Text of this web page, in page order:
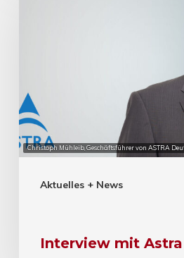
Christoph Mühleib, Geschäftsführer von ASTRA
Aktuelles + News
Interview mit Astra